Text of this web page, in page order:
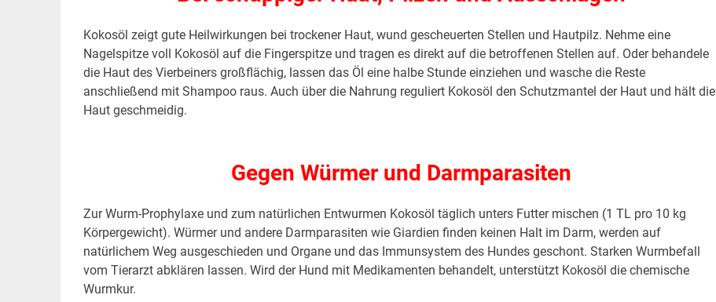
Kokosöl zeigt gute Heilwirkungen bei trockener Haut, wund gescheuerten Stellen und Hautpilz. Nehme eine
Nagelspitze voll Kokosöl auf die Fingerspitze und tragen es direkt auf die betroffenen Stellen auf. Oder behandele
die Haut des Vierbeiners großflächig, lassen das Öl eine halbe Stunde einziehen und wasche die Reste
anschließend mit Shampoo raus. Auch über die Nahrung reguliert Kokosöl den Schutzmantel der Haut und hält die
Haut geschmeidig.
Gegen Würmer und Darmparasiten
Zur Wurm-Prophylaxe und zum natürlichen Entwurmen Kokosöl täglich unters Futter mischen (1 TL pro 10 kg
Körpergewicht). Würmer und andere Darmparasiten wie Giardien finden keinen Halt im Darm, werden auf
natürlichem Weg ausgeschieden und Organe und das Immunsystem des Hundes geschont. Starken Wurmbefall
vom Tierarzt abklären lassen. Wird der Hund mit Medikamenten behandelt, unterstützt Kokosöl die chemische
Wurmkur.